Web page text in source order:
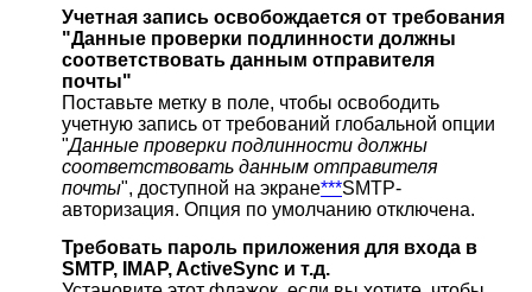
Учетная запись освобождается от требования
"Данные проверки подлинности должны
соответствовать данным отправителя
почты"
Поставьте метку в поле, чтобы освободить
учетную запись от требований глобальной опции
"Данные проверки подлинности должны
соответствовать данным отправителя
почты", доступной на экране***SMTP-
авторизация. Опция по умолчанию отключена.
Требовать пароль приложения для входа в
SMTP, IMAP, ActiveSync и т.д.